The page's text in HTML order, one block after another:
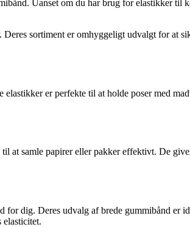
Uanset om du har brug for elastikker
sortiment er omhyggeligt udvalgt for at
er perfekte til at holde poser med
at samle papirer eller pakker effektivt. De
dig. Deres udvalg af brede gummibånd er